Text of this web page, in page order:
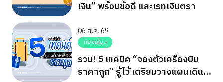
เงิน” พร้อมข้อดี และเรทเงินตรา
06 ส.ค. 69
ท่องเที่ยว
รวม! 5 เทคนิค “จองตั๋วเครื่องบิน
ราคาถูก” รู้ไว้ เตรียมวางแผนเดิน